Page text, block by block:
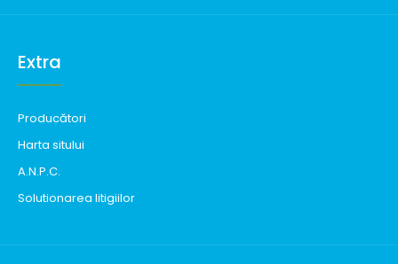
Extra
Producători
Harta sitului
A.N.P.C.
Solutionarea litigiilor